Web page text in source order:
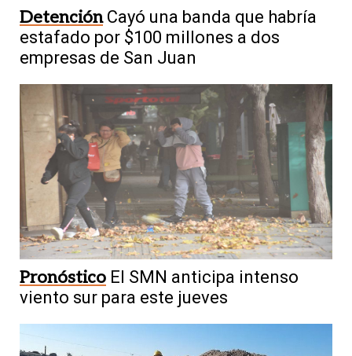
Detención Cayó una banda que habría
estafado por $100 millones a dos
empresas de San Juan
Pronóstico El SMN anticipa intenso
viento sur para este jueves